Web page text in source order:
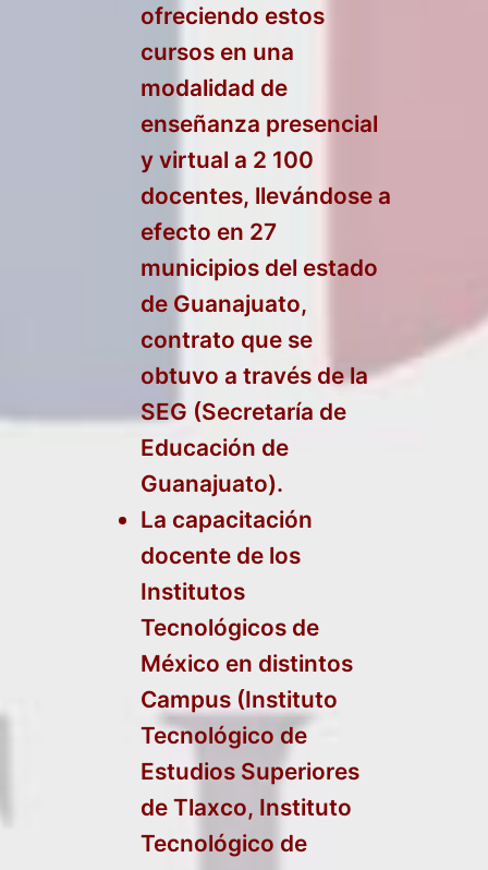
ofreciendo estos
cursos en una
modalidad de
enseñanza presencial
y virtual a 2 100
docentes, llevándose a
efecto en 27
municipios del estado
de Guanajuato,
contrato que se
obtuvo a través de la
SEG (Secretaría de
Educación de
Guanajuato).
La capacitación
docente de los
Institutos
Tecnológicos de
México en distintos
Campus (Instituto
Tecnológico de
Estudios Superiores
de Tlaxco, Instituto
Tecnológico de